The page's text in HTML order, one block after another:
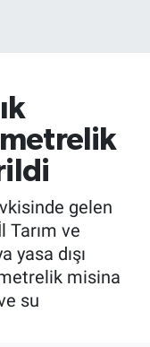
gelen
Tarım ve
yasa dışı
misina
su